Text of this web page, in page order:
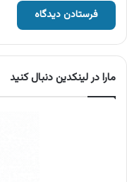
مارا در لینکدین دنبال کنید